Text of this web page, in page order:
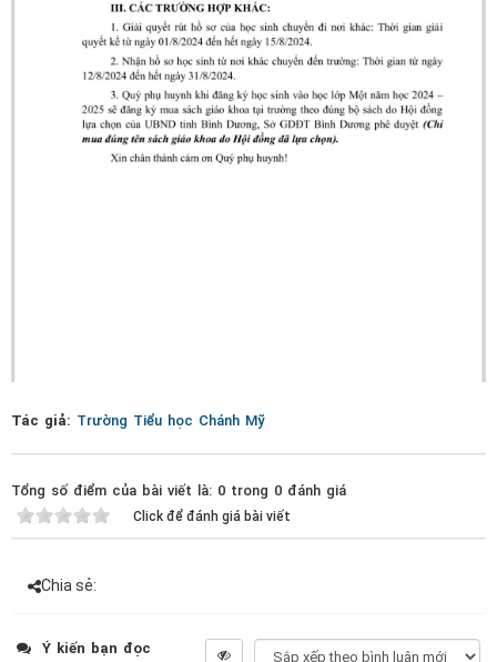
Tác giả: Trường Tiểu học Chánh Mỹ
Tổng số điểm của bài viết là: 0 trong 0 đánh giá
Click để đánh giá bài viết
Chia sẻ:
Ý kiến bạn đọc